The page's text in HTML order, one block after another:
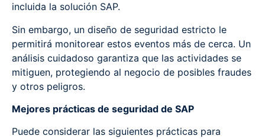
incluida la solución SAP.
Sin embargo, un diseño de seguridad estricto le
permitirá monitorear estos eventos más de cerca. Un
análisis cuidadoso garantiza que las actividades se
mitiguen, protegiendo al negocio de posibles fraudes
y otros peligros.
Mejores prácticas de seguridad de SAP
Puede considerar las siguientes prácticas para